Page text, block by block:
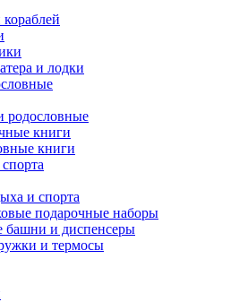
и лодки
родословные
книги
книги
и спорта
подарочные наборы
и диспенсеры
и термосы